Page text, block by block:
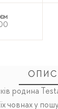
ОПИС
родина
човнах у